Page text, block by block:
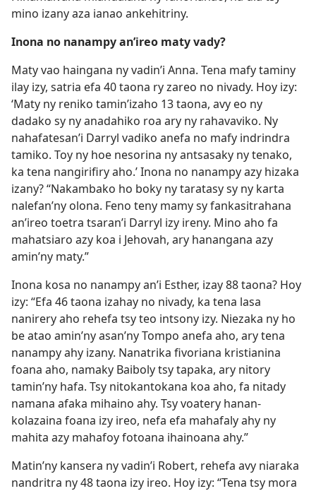
mino izany aza ianao ankehitriny.
Inona no nanampy an’ireo maty vady?
Maty vao haingana ny vadin’i Anna. Tena mafy taminy
ilay izy, satria efa 40 taona ry zareo no nivady. Hoy izy:
‘Maty ny reniko tamin’izaho 13 taona, avy eo ny
dadako sy ny anadahiko roa ary ny rahavaviko. Ny
nahafatesan’i Darryl vadiko anefa no mafy indrindra
tamiko. Toy ny hoe nesorina ny antsasaky ny tenako,
ka tena nangirifiry aho.’ Inona no nanampy azy hizaka
izany? “Nakambako ho boky ny taratasy sy ny karta
nalefan’ny olona. Feno teny mamy sy fankasitrahana
an’ireo toetra tsaran’i Darryl izy ireny. Mino aho fa
mahatsiaro azy koa i Jehovah, ary hanangana azy
amin’ny maty.”
Inona kosa no nanampy an’i Esther, izay 88 taona? Hoy
izy: “Efa 46 taona izahay no nivady, ka tena lasa
nanirery aho rehefa tsy teo intsony izy. Niezaka ny ho
be atao amin’ny asan’ny Tompo anefa aho, ary tena
nanampy ahy izany. Nanatrika fivoriana kristianina
foana aho, namaky Baiboly tsy tapaka, ary nitory
tamin’ny hafa. Tsy nitokantokana koa aho, fa nitady
namana afaka mihaino ahy. Tsy voatery hanan-
kolazaina foana izy ireo, nefa efa mahafaly ahy ny
mahita azy mahafoy fotoana ihainoana ahy.”
Matin’ny kansera ny vadin’i Robert, rehefa avy niaraka
nandritra ny 48 taona izy ireo. Hoy izy: “Tena tsy mora